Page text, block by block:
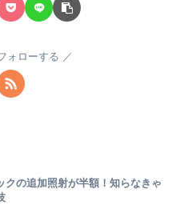
ォローする
クの追加照射が半額！知らなきゃ